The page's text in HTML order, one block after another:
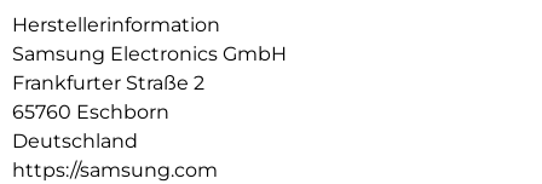
Verleihe deinem Case eine persönliche Note und beklebe es
mit Stickern. So wird dein Case zu deinem Unikat.
Herstellerinformation
Samsung Electronics GmbH
Frankfurter Straße 2
65760 Eschborn
Deutschland
https://samsung.com